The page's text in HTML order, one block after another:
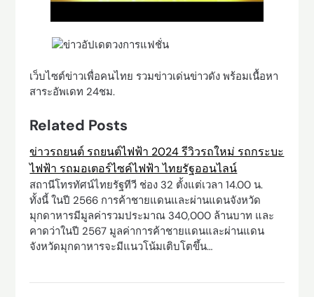
เว็บไซต์ข่าวเพื่อคนไทย รวมข่าวเด่นข่าวดัง พร้อมเนื้อหา
สาระอัพเดท 24ชม.
Related Posts
ข่าวรถยนต์ รถยนต์ไฟฟ้า 2024 รีวิวรถใหม่ รถกระบะ
ไฟฟ้า รถมอเตอร์ไซค์ไฟฟ้า ไทยรัฐออนไลน์
สถานีโทรทัศน์ไทยรัฐทีวี ช่อง 32 ตั้งแต่เวลา 14.00 น.
ทั้งนี้ ในปี 2566 การค้าชายแดนและผ่านแดนจังหวัด
มุกดาหารมีมูลค่ารวมประมาณ 340,000 ล้านบาท และ
คาดว่าในปี 2567 มูลค่าการค้าชายแดนและผ่านแดน
จังหวัดมุกดาหารจะมีแนวโน้มเติบโตขึ้น…